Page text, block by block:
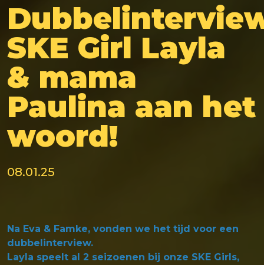
SKE Girl Layla
& mama
Paulina aan het
woord!
08.01.25
Na Eva & Famke, vonden we het tijd voor een
dubbelinterview.
Layla speelt al 2 seizoenen bij onze SKE Girls,